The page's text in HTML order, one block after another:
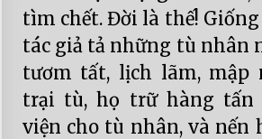
tìm chết. Đời là thế!
tác giả tả những tù nhân
tươm tất, lịch lãm, mập
trại tù, họ trữ hàng tấn
viện cho tù nhân, và nến